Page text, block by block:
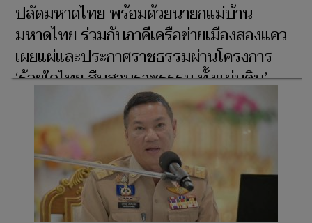
ปลัดมหาดไทย พร้อมด้วยนายกแม่บ้าน
มหาดไทย ร่วมกับภาคีเครือข่ายเมืองสองแคว
เผยแผ่และประกาศราชธรรมผ่านโครงการ
‘ร้อยใจไทย สืบสานราชธรรม ทั้งแผ่นดิน’
เป็นจังหวัดที่ 36 น้อมนำหลัก ‘ทศพิธราช
ธรรม’ ปลุกจิตสำนึกชาวราชสีห์และ
ข้าราชการในพระบาทสมเด็จพระเจ้าอยู่หัว
‘มุ่งเอาชนะทุกสิ่งด้วยการให้’ เพื่อประโยชน์
สูงสุดของชีวิต